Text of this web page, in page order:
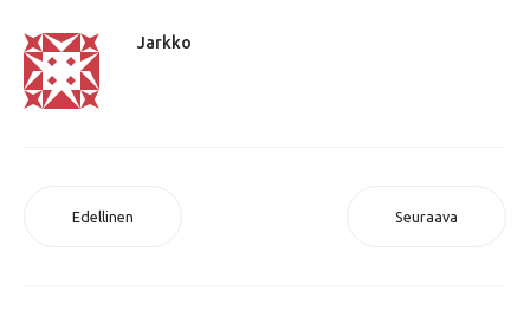
Jarkko
Edellinen Seuraava